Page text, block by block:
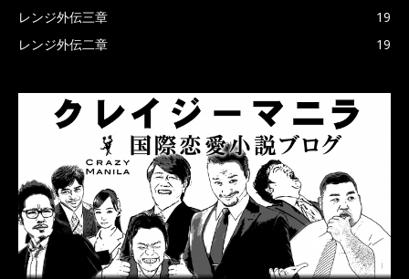
レンジ外伝三章
19
レンジ外伝二章
19